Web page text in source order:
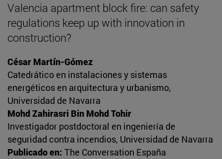
Valencia apartment block fire: can safety
regulations keep up with innovation in
construction?
César Martín-Gómez
Catedrático en instalaciones y sistemas
energéticos en arquitectura y urbanismo,
Universidad de Navarra
Mohd Zahirasri Bin Mohd Tohir
Investigador postdoctoral en ingeniería de
seguridad contra incendios, Universidad de Navarra
Publicado en: The Conversation España